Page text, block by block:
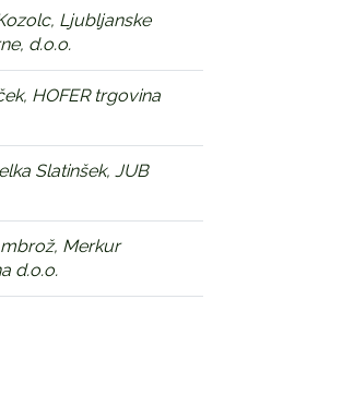
Ljubljanske
d.o.o.
HOFER trgovina
Slatinšek, JUB
Merkur
d.o.o.